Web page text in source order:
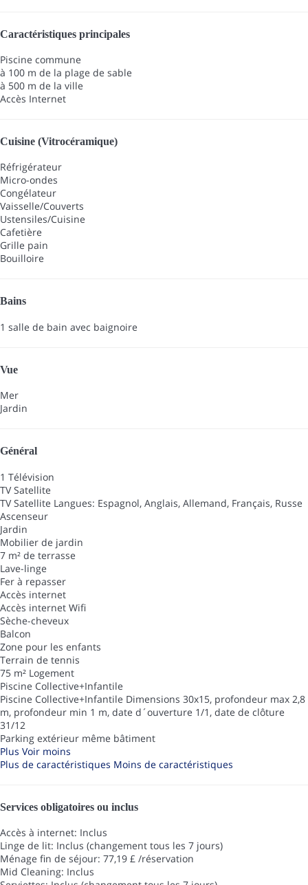
Caractéristiques principales
Piscine commune
à 100 m de la plage de sable
à 500 m de la ville
Accès Internet
Cuisine (Vitrocéramique)
Réfrigérateur
Micro-ondes
Congélateur
Vaisselle/Couverts
Ustensiles/Cuisine
Cafetière
Grille pain
Bouilloire
Bains
1 salle de bain avec baignoire
Vue
Mer
Jardin
Général
1 Télévision
TV Satellite
TV Satellite Langues: Espagnol, Anglais, Allemand, Français, Russe
Ascenseur
Jardin
Mobilier de jardin
7 m² de terrasse
Lave-linge
Fer à repasser
Accès internet
Accès internet Wifi
Sèche-cheveux
Balcon
Zone pour les enfants
Terrain de tennis
75 m² Logement
Piscine Collective+Infantile
Piscine Collective+Infantile Dimensions 30x15, profondeur max 2,8
m, profondeur min 1 m, date d´ouverture 1/1, date de clôture
31/12
Parking extérieur même bâtiment
Plus Voir moins
Plus de caractéristiques Moins de caractéristiques
Services obligatoires ou inclus
Accès à internet: Inclus
Linge de lit: Inclus (changement tous les 7 jours)
Ménage fin de séjour: 77,19 £ /réservation
Mid Cleaning: Inclus